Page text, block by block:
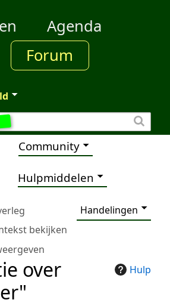
Agenda
Forum
Community
Hulpmiddelen
Handelingen
bekijken
Hulp
over